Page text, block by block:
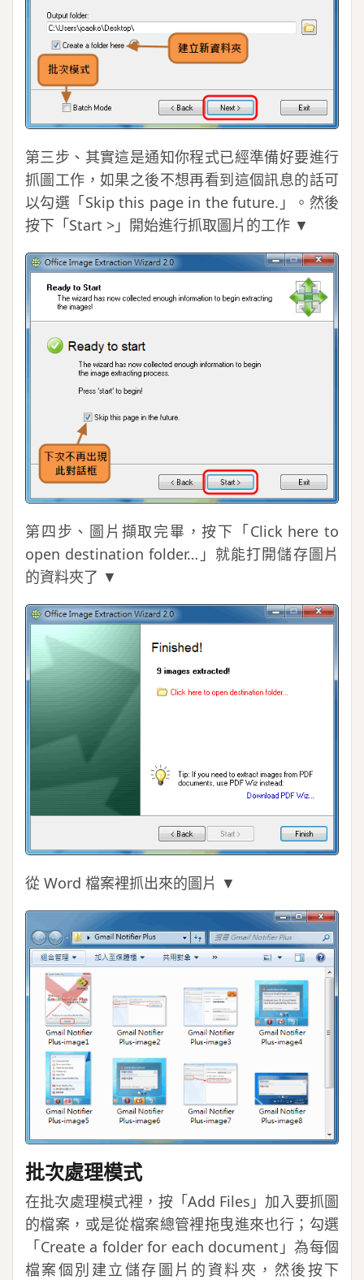
第三步、其實這是通知你程式已經準備好要進行
抓圖工作，如果之後不想再看到這個訊息的話可
以勾選「Skip this page in the future.」。然後
按下「Start >」開始進行抓取圖片的工作 ▼
第四步、圖片擷取完畢，按下「Click here to
open destination folder…」就能打開儲存圖片
的資料夾了 ▼
從 Word 檔案裡抓出來的圖片 ▼
批次處理模式
在批次處理模式裡，按「Add Files」加入要抓圖
的檔案，或是從檔案總管裡拖曳進來也行；勾選
「Create a folder for each document」為每個
檔案個別建立儲存圖片的資料夾，然後按下